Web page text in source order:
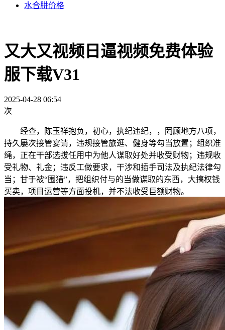
水合肼价格
又大又视频日逼视频免费体验
服下载V31
2025-04-28 06:54
次
经查，陈玉祥抱负，初心，执纪违纪，，罔顾地方八项，
持久屡次接管宴请，违规接管旅逛、健身等勾当放置；组织准
绳，正在干部选拔任用中为他人谋取好处并收受财物；违规收
受礼物、礼金；违反工做要求，干涉和插手司法及执纪法律勾
当；甘于被“围猎”，把组织付与的当做谋取的东西，大搞权钱
买卖，项目运营等方面投机，并不法收受巨额财物。